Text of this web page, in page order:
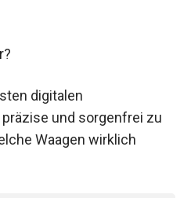
digitalen
und sorgenfrei zu
Waagen wirklich